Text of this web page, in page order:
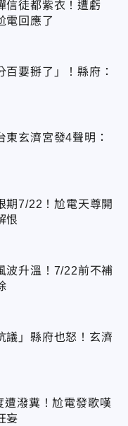
信徒都紫衣！遭虧
電回應了
百要掰了」！縣府：
東玄濟宮發4聲明：
期7/22！尬電天尊開
恨
波升溫！7/22前不補
議」縣府也怒！玄濟
遭潑糞！尬電發歌嘆
妄